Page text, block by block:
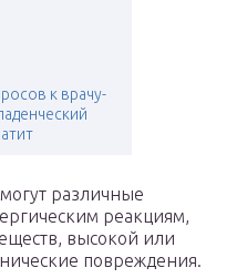
к врачу-
различные
реакциям,
высокой или
повреждения.